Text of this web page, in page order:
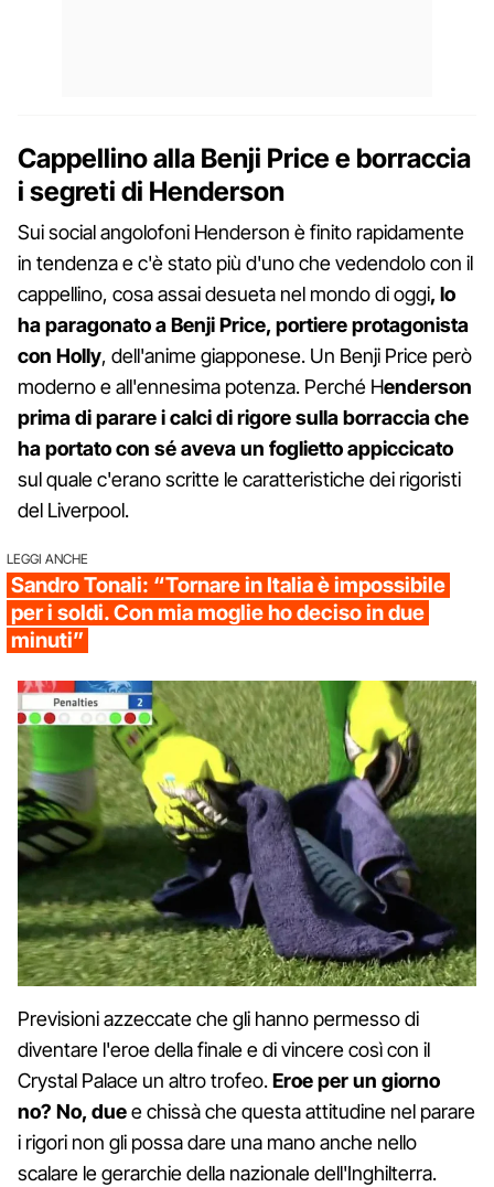
Cappellino alla Benji Price e borraccia
i segreti di Henderson
Sui social angolofoni Henderson è finito rapidamente
in tendenza e c'è stato più d'uno che vedendolo con il
cappellino, cosa assai desueta nel mondo di oggi, lo
ha paragonato a Benji Price, portiere protagonista
con Holly, dell'anime giapponese. Un Benji Price però
moderno e all'ennesima potenza. Perché Henderson
prima di parare i calci di rigore sulla borraccia che
ha portato con sé aveva un foglietto appiccicato
sul quale c'erano scritte le caratteristiche dei rigoristi
del Liverpool.
LEGGI ANCHE
Sandro Tonali: “Tornare in Italia è impossibile
per i soldi. Con mia moglie ho deciso in due
minuti”
Previsioni azzeccate che gli hanno permesso di
diventare l'eroe della finale e di vincere così con il
Crystal Palace un altro trofeo.Eroe per un giorno
no? No, duee chissà che questa attitudine nel parare
i rigori non gli possa dare una mano anche nello
scalare le gerarchie della nazionale dell'Inghilterra.